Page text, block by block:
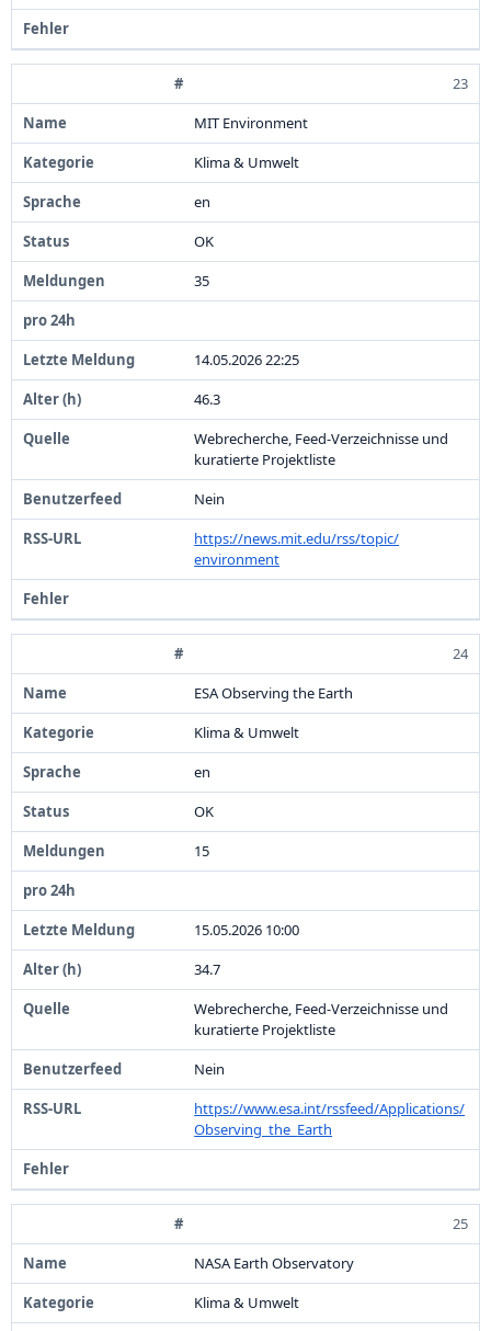
23
MIT Environment
Klima & Umwelt
en
OK
35
14.05.202622:25
46.3
Webrecherche, Feed-Verzeichnisse und
kuratierte Projektliste
Nein
https://news.mit.edu/rss/topic/
environment
24
ESA Observing the Earth
Klima & Umwelt
en
OK
15
15.05.2026 10:00
34.7
Webrecherche, Feed-Verzeichnisse und
kuratierte Projektliste
Nein
https://www.esa.int/rssfeed/Applications/
Observing_the_ Earth
25
NASA Earth Observatory
Klima & Umwelt